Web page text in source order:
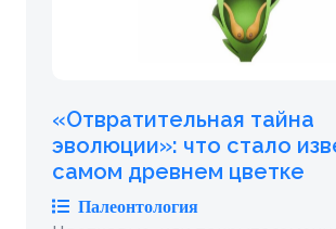
«Отвратительная тайна
эволюции»: что стало
самом древнем цветке
Палеонтология